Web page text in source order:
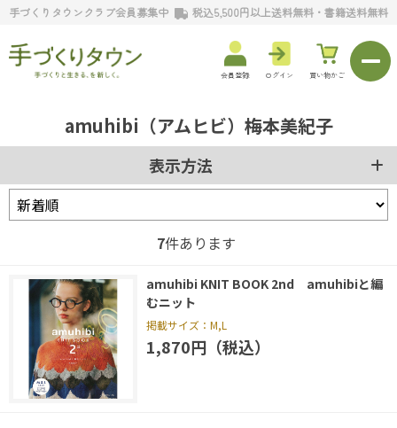
手づくりタウンクラブ会員募集中 税込5,500円以上送料無料・書籍送料無料
会員登録 ログイン 買い物かご
amuhibi（アムヒビ）梅本美紀子
表示方法
7件あります
amuhibi KNIT BOOK 2nd amuhibiと編
むニット
掲載サイズ：M,L
1,870円（税込）